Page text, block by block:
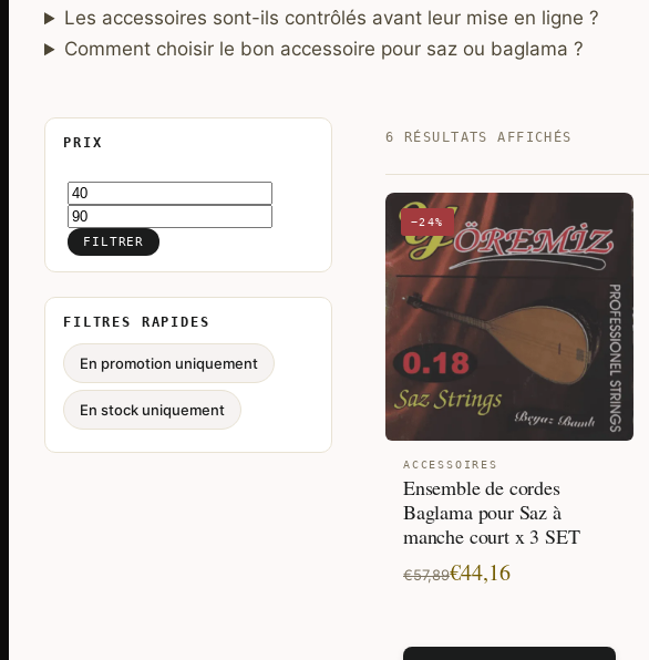
Les accessoires sont-ils contrôlés avant leur mise en ligne ?
Comment choisir le bon accessoire pour saz ou baglama ?
PRIX
Prix
min
Prix
max
FILTRER
FILTRES RAPIDES
En promotion uniquement
En stock uniquement
6 RÉSULTATS AFFICHÉS
PRIX
CROISSANT
−24%
ACCESSOIRES
Ensemble de cordes
Baglama pour Saz à
manche court x 3 SET
€57,89
Le
initial
€44,16
Le
actuel